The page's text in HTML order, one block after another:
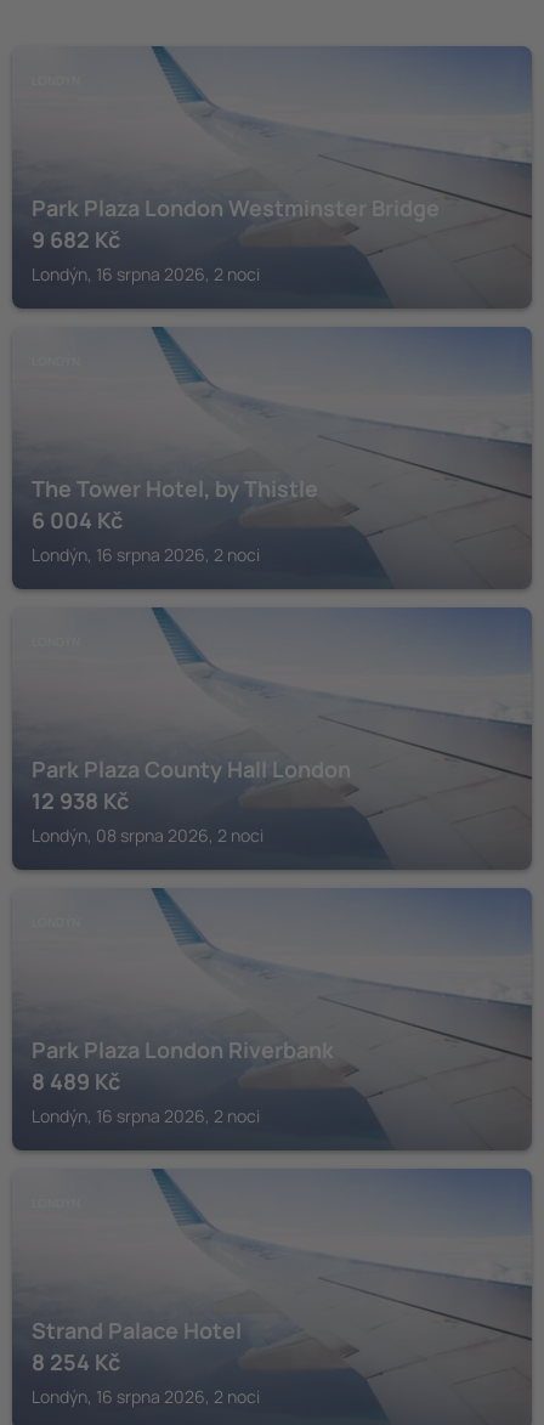
Park Plaza London Westminster Bridge
9 682 Kč
Londýn, 16 srpna 2026, 2 noci
The Tower Hotel, by Thistle
6 004 Kč
Londýn, 16 srpna 2026, 2 noci
Park Plaza County Hall London
12 938 Kč
Londýn, 08 srpna 2026, 2 noci
Park Plaza London Riverbank
8 489 Kč
Londýn, 16 srpna 2026, 2 noci
Strand Palace Hotel
8 254 Kč
Londýn, 16 srpna 2026, 2 noci